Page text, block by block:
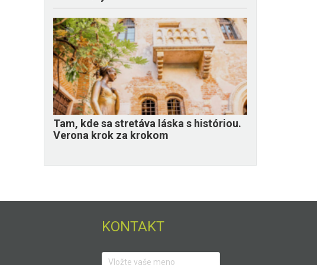
Tam, kde sa stretáva láska s históriou.
Verona krok za krokom
KONTAKT